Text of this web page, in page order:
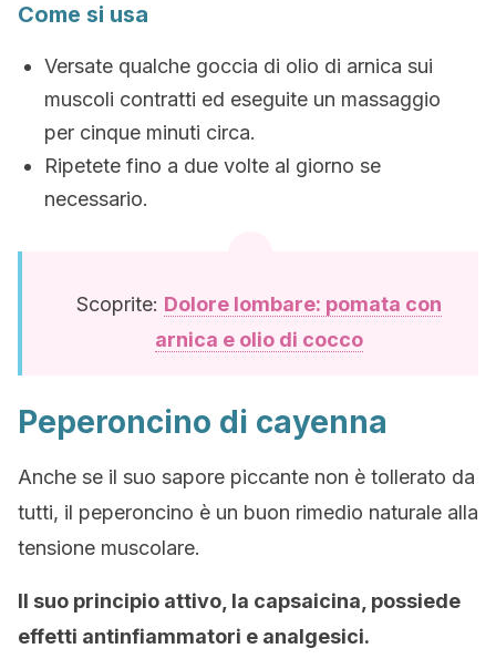
Come si usa
Versate qualche goccia di olio di arnica sui
muscoli contratti ed eseguite un massaggio
per cinque minuti circa.
Ripetete fino a due volte al giorno se
necessario.
Scoprite: Dolore lombare: pomata con
arnica e olio di cocco
Peperoncino di cayenna
Anche se il suo sapore piccante non è tollerato da
tutti, il peperoncino è un buon rimedio naturale alla
tensione muscolare.
Il suo principio attivo, la capsaicina, possiede
effetti antinfiammatori e analgesici.